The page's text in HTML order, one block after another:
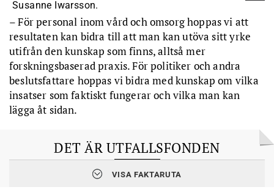
Susanne Iwarsson.
– För personal inom vård och omsorg hoppas vi att
resultaten kan bidra till att man kan utöva sitt yrke
utifrån den kunskap som finns, alltså mer
forskningsbaserad praxis. För politiker och andra
beslutsfattare hoppas vi bidra med kunskap om vilka
insatser som faktiskt fungerar och vilka man kan
lägga åt sidan.
DET ÄR UTFALLSFONDEN
Utfallsfonden beskriver sitt uppdrag som att
VISA FAKTARUTA